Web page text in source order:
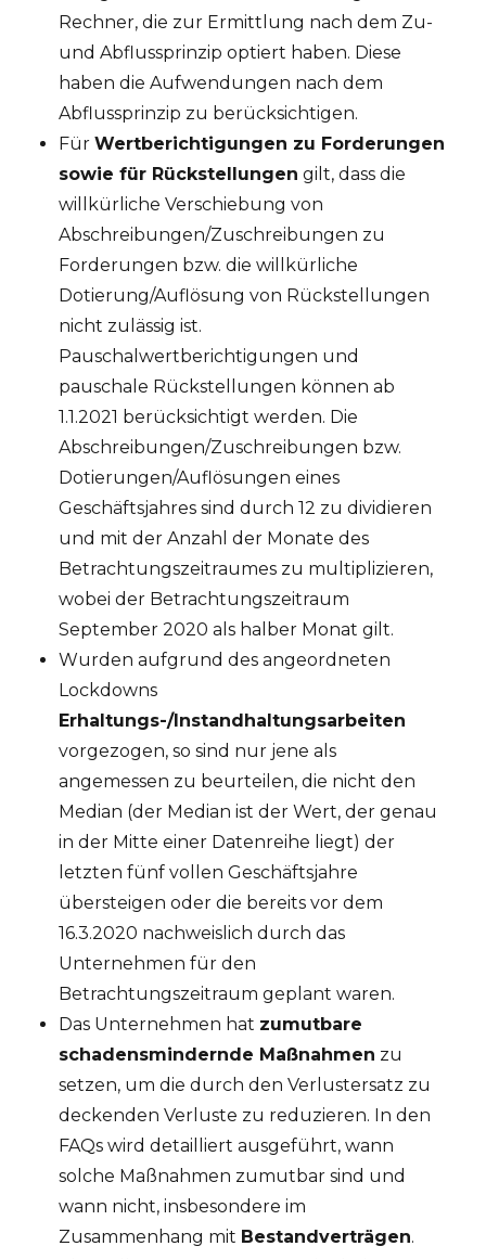
Rechner, die zur Ermittlung nach dem Zu-
und Abflussprinzip optiert haben. Diese
haben die Aufwendungen nach dem
Abflussprinzip zu berücksichtigen.
FürWertberichtigungen zu Forderungen
sowie für Rückstellungen gilt, dass die
willkürliche Verschiebung von
Abschreibungen/Zuschreibungen zu
Forderungen bzw. die willkürliche
Dotierung/Auflösung von Rückstellungen
nicht zulässig ist.
Pauschalwertberichtigungen und
pauschale Rückstellungen können ab
1.1.2021 berücksichtigt werden. Die
Abschreibungen/Zuschreibungen bzw.
Dotierungen/Auflösungen eines
Geschäftsjahres sind durch 12 zu dividieren
und mit der Anzahl der Monate des
Betrachtungszeitraumes zu multiplizieren,
wobei der Betrachtungszeitraum
September 2020 als halber Monat gilt.
Wurden aufgrund des angeordneten
Lockdowns
Erhaltungs-/Instandhaltungsarbeiten
vorgezogen, so sind nur jene als
angemessen zu beurteilen, die nicht den
Median (der Median ist der Wert, der genau
in der Mitte einer Datenreihe liegt) der
letzten fünf vollen Geschäftsjahre
übersteigen oder die bereits vor dem
16.3.2020 nachweislich durch das
Unternehmen für den
Betrachtungszeitraum geplant waren.
Das Unternehmen hat zumutbare
schadensmindernde Maßnahmen zu
setzen, um die durch den Verlustersatz zu
deckenden Verluste zu reduzieren. In den
FAQs wird detailliert ausgeführt, wann
solche Maßnahmen zumutbar sind und
wann nicht, insbesondere im
Zusammenhang mit Bestandverträgen.